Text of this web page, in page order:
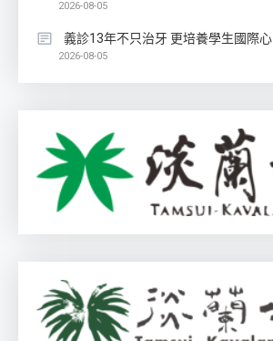
2026-08-05
義診13年不只治牙 更培養學生國際心
2026-08-05